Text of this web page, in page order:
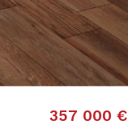
357 000 €